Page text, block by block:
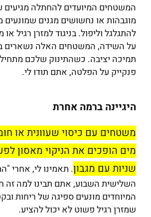
המשטחים המיועדים להחתלה מגיעים
מוגבהות או נחשושים מגנים שמונעים
להתגלגל וליפול. בניגוד למזרן רגיל
על השידה, המשטחים האלה נשארים
תמיכה יציבה. כשהתינוק שלכם
פנקייק על הפלטה, אתם תודו לי.
היגיינה ברמה אחרת
משטחים עם כיסוי שעוונית או
שניות עם מגבון. תאמינו לי, אחרי
השלישית השבוע, אתם תבינו למה זה
המיוחדים מונעים ספיגה של ריחות
שמזרן רגיל פשוט לא יכול להציע.